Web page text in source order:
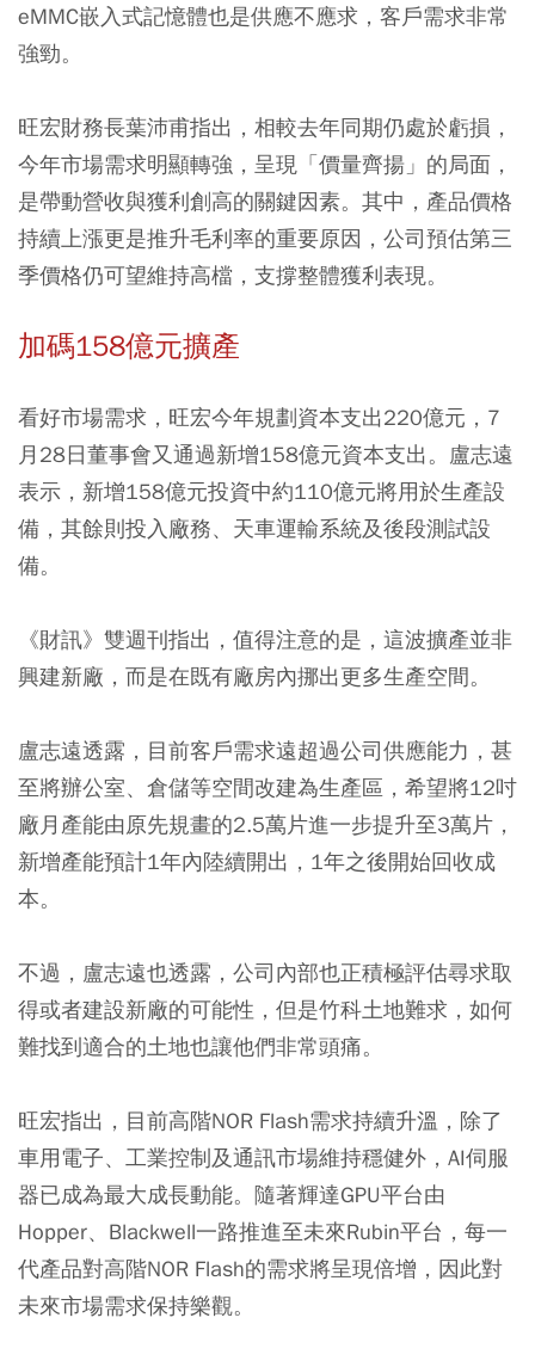
eMMC嵌入式記憶體也是供應不應求，客戶需求非常
強勁。
旺宏財務長葉沛甫指出，相較去年同期仍處於虧損，
今年市場需求明顯轉強，呈現「價量齊揚」的局面，
是帶動營收與獲利創高的關鍵因素。其中，產品價格
持續上漲更是推升毛利率的重要原因，公司預估第三
季價格仍可望維持高檔，支撐整體獲利表現。
加碼158億元擴產
看好市場需求，旺宏今年規劃資本支出220億元，7
月28日董事會又通過新增158億元資本支出。盧志遠
表示，新增158億元投資中約110億元將用於生產設
備，其餘則投入廠務、天車運輸系統及後段測試設
備。
《財訊》雙週刊指出，值得注意的是，這波擴產並非
興建新廠，而是在既有廠房內挪出更多生產空間。
盧志遠透露，目前客戶需求遠超過公司供應能力，甚
至將辦公室、倉儲等空間改建為生產區，希望將12吋
廠月產能由原先規畫的2.5萬片進一步提升至3萬片，
新增產能預計1年內陸續開出，1年之後開始回收成
本。
不過，盧志遠也透露，公司內部也正積極評估尋求取
得或者建設新廠的可能性，但是竹科土地難求，如何
難找到適合的土地也讓他們非常頭痛。
旺宏指出，目前高階NOR Flash需求持續升溫，除了
車用電子、工業控制及通訊市場維持穩健外，AI伺服
器已成為最大成長動能。隨著輝達GPU平台由
Hopper、Blackwell一路推進至未來Rubin平台，每一
代產品對高階NOR Flash的需求將呈現倍增，因此對
未來市場需求保持樂觀。